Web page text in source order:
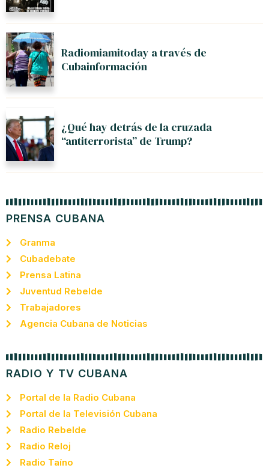
Radiomiamitoday a través de
Cubainformación
¿Qué hay detrás de la cruzada
“antiterrorista” de Trump?
PRENSA CUBANA
Granma
Cubadebate
Prensa Latina
Juventud Rebelde
Trabajadores
Agencia Cubana de Noticias
RADIO Y TV CUBANA
Portal de la Radio Cubana
Portal de la Televisión Cubana
Radio Rebelde
Radio Reloj
Radio Taíno